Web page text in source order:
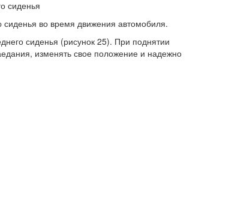
сиденья
во время движения автомобиля.
сиденья (рисунок 25). При поднятии
изменять свое положение и надежно